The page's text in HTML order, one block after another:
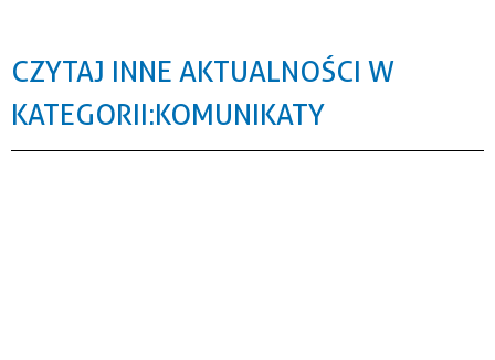
CZYTAJ INNE AKTUALNOŚCI W
KATEGORII: KOMUNIKATY